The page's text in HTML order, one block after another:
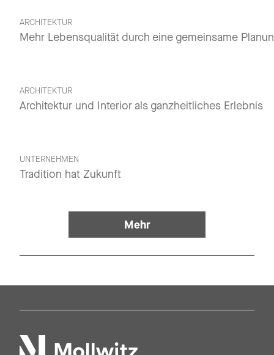
ARCHITEKTUR
Mehr Lebensqualität durch eine gemeinsame
ARCHITEKTUR
Architektur und Interior als ganzheitliches Erlebnis
UNTERNEHMEN
Tradition hat Zukunft
Mehr